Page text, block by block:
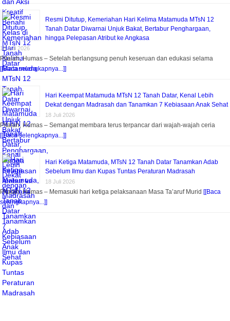
Resmi Ditutup, Kemeriahan Hari Kelima Matamuda MTsN 12
Tanah Datar Diwarnai Unjuk Bakat, Bertabur Penghargaan,
hingga Pelepasan Atribut ke Angkasa
18 Juli 2026
Pitalah, Humas – Setelah berlangsung penuh keseruan dan edukasi selama
[[Baca selengkapnya...]]
Hari Keempat Matamuda MTsN 12 Tanah Datar, Kenal Lebih
Dekat dengan Madrasah dan Tanamkan 7 Kebiasaan Anak Sehat
18 Juli 2026
Pitalah, Humas – Semangat membara terus terpancar dari wajah-wajah ceria
[[Baca selengkapnya...]]
Hari Ketiga Matamuda, MTsN 12 Tanah Datar Tanamkan Adab
Sebelum Ilmu dan Kupas Tuntas Peraturan Madrasah
18 Juli 2026
Pitalah, Humas – Memasuki hari ketiga pelaksanaan Masa Ta’aruf Murid [[Baca
selengkapnya...]]